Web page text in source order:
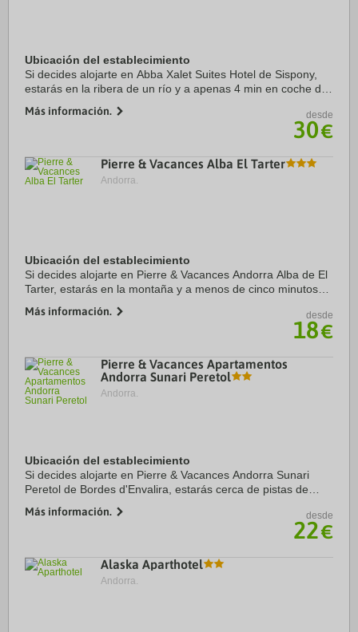
Ubicación del establecimiento
Si decides alojarte en Abba Xalet Suites Hotel de Sispony,
estarás en la ribera de un río y a apenas 4 min en coche de
Además, este hotel para ...
Más información. desde
30€
Pierre & Vacances Alba El Tarter
Andorra.
Ubicación del establecimiento
Si decides alojarte en Pierre & Vacances Andorra Alba de El
Tarter, estarás en la montaña y a menos de cinco minutos
esquí GrandValira. Además, este ...
Más información. desde
18€
Pierre & Vacances Apartamentos
Andorra Sunari Peretol
Andorra.
Ubicación del establecimiento
Si decides alojarte en Pierre & Vacances Andorra Sunari
Peretol de Bordes d'Envalira, estarás cerca de pistas de
Grandvalira y Bosc. Además, este ...
Más información. desde
22€
Alaska Aparthotel
Andorra.